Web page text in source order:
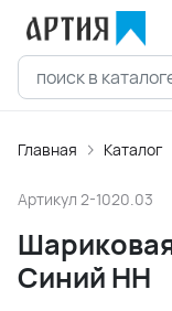
Главная Каталог
Артикул 2-1020.03
Шариковая
Синий HH